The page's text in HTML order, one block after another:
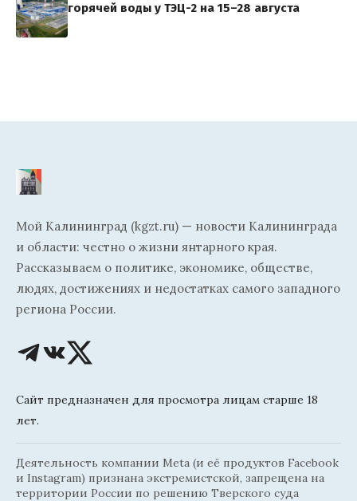
горячей воды у ТЭЦ-2 на 15–28 августа
Мой Калининград (kgzt.ru) — новости Калининграда
и области: честно о жизни янтарного края.
Рассказываем о политике, экономике, обществе,
людях, достижениях и недостатках самого западного
региона России.
Сайт предназначен для просмотра лицам старше 18
лет.
Деятельность компании Meta (и её продуктов Facebook
и Instagram) признана экстремистской, запрещена на
территории России по решению Тверского суда